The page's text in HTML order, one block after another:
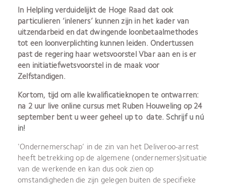
In Helpling verduidelijkt de Hoge Raad dat ook
particulieren ‘inleners’ kunnen zijn in het kader van
uitzendarbeid en dat dwingende loonbetaalmethodes
tot een loonverplichting kunnen leiden. Ondertussen
past de regering haar wetsvoorstel Vbar aan en is er
een initiatiefwetsvoorstel in de maak voor
Zelfstandigen.
Kortom, tijd om alle kwalificatieknopen te ontwarren:
na 2 uur live online cursus met Ruben Houweling op 24
september bent u weer geheel up to date. Schrijf u nú
in!
'Ondernemerschap’ in de zin van het Deliveroo-arrest
heeft betrekking op de algemene (ondernemers)situatie
van de werkende en kan dus ook zien op
omstandigheden die zijn gelegen buiten de specifieke